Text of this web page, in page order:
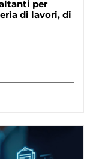
per
di lavori, di